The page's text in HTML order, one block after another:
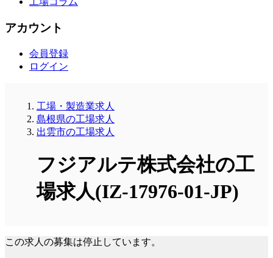
アカウント
会員登録
ログイン
工場・製造業求人
島根県の工場求人
出雲市の工場求人
フジアルテ株式会社の工
場求人(IZ-17976-01-JP)
この求人の募集は停止しています。